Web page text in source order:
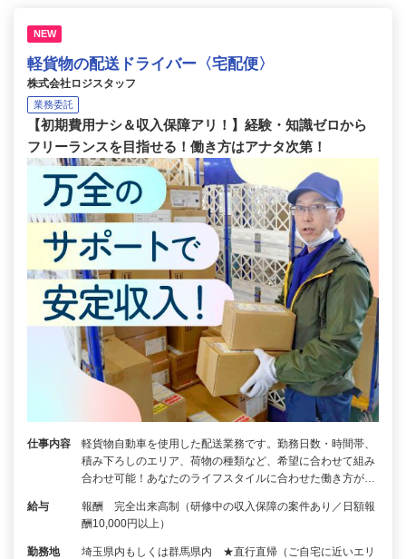
NEW
軽貨物の配送ドライバー〈宅配便〉
株式会社ロジスタッフ
業務委託
【初期費用ナシ＆収入保障アリ！】経験・知識ゼロから
フリーランスを目指せる！働き方はアナタ次第！
仕事内容
軽貨物自動車を使用した配送業務です。勤務日数・時間帯、
積み下ろしのエリア、荷物の種類など、希望に合わせて組み
合わせ可能！あなたのライフスタイルに合わせた働き方が…
給与
報酬 完全出来高制（研修中の収入保障の案件あり／日額報
酬10,000円以上）
勤務地
埼玉県内もしくは群馬県内 ★直行直帰（ご自宅に近いエリ